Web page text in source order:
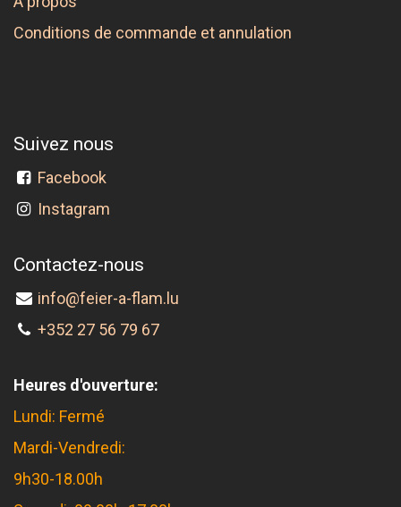
Conditions de commande et annulation
Suivez nous
Facebook
Instagram
Contactez-nous
info@feier-a-flam.lu
+352 27 56 79 67
Heures d'ouverture:
Lundi: Fermé
Mardi-Vendredi:
9h30-18.00h